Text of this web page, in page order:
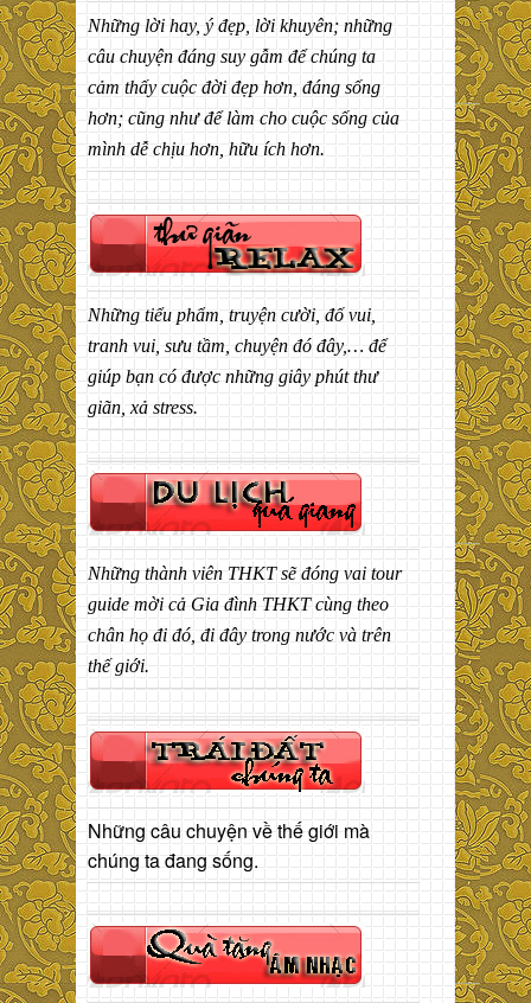
Những lời hay, ý đẹp, lời khuyên; những
câu chuyện đáng suy gẫm để chúng ta
cảm thấy cuộc đời đẹp hơn, đáng sống
hơn; cũng như để làm cho cuộc sống của
mình dễ chịu hơn, hữu ích hơn.
Những tiểu phẩm, truyện cười, đố vui,
tranh vui, sưu tầm, chuyện đó đây,… để
giúp bạn có được những giây phút thư
giãn, xả stress.
Những thành viên THKT sẽ đóng vai tour
guide mời cả Gia đình THKT cùng theo
chân họ đi đó, đi đây trong nước và trên
thế giới.
Những câu chuyện về thế giới mà
chúng ta đang sống.